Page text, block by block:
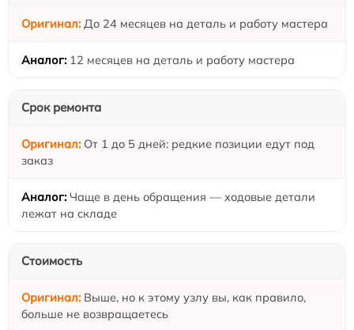
До 24 месяцев на деталь и работу мастера
12 месяцев на деталь и работу мастера
Срок ремонта
От 1 до 5 дней: редкие позиции едут под
заказ
Чаще в день обращения — ходовые детали
лежат на складе
Стоимость
Выше, но к этому узлу вы, как правило,
больше не возвращаетесь